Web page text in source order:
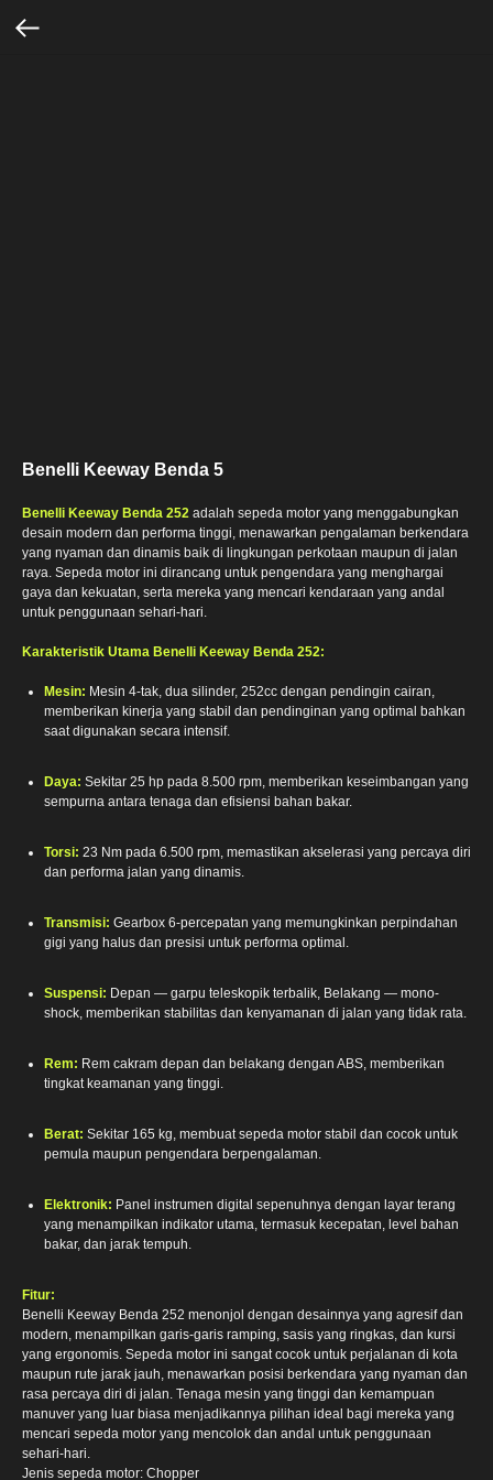
Benelli Keeway Benda 5
Benelli Keeway Benda 252 adalah sepeda motor yang menggabungkan
desain modern dan performa tinggi, menawarkan pengalaman berkendara
yang nyaman dan dinamis baik di lingkungan perkotaan maupun di jalan
raya. Sepeda motor ini dirancang untuk pengendara yang menghargai
gaya dan kekuatan, serta mereka yang mencari kendaraan yang andal
untuk penggunaan sehari-hari.
Karakteristik Utama Benelli Keeway Benda 252:
Mesin: Mesin 4-tak, dua silinder, 252cc dengan pendingin cairan,
memberikan kinerja yang stabil dan pendinginan yang optimal bahkan
saat digunakan secara intensif.
Daya: Sekitar 25 hp pada 8.500 rpm, memberikan keseimbangan yang
sempurna antara tenaga dan efisiensi bahan bakar.
Torsi: 23 Nm pada 6.500 rpm, memastikan akselerasi yang percaya diri
dan performa jalan yang dinamis.
Transmisi: Gearbox 6-percepatan yang memungkinkan perpindahan
gigi yang halus dan presisi untuk performa optimal.
Suspensi: Depan — garpu teleskopik terbalik, Belakang — mono-
shock, memberikan stabilitas dan kenyamanan di jalan yang tidak rata.
Rem: Rem cakram depan dan belakang dengan ABS, memberikan
tingkat keamanan yang tinggi.
Berat: Sekitar 165 kg, membuat sepeda motor stabil dan cocok untuk
pemula maupun pengendara berpengalaman.
Elektronik: Panel instrumen digital sepenuhnya dengan layar terang
yang menampilkan indikator utama, termasuk kecepatan, level bahan
bakar, dan jarak tempuh.
Fitur:
Benelli Keeway Benda 252 menonjol dengan desainnya yang agresif dan
modern, menampilkan garis-garis ramping, sasis yang ringkas, dan kursi
yang ergonomis. Sepeda motor ini sangat cocok untuk perjalanan di kota
maupun rute jarak jauh, menawarkan posisi berkendara yang nyaman dan
rasa percaya diri di jalan. Tenaga mesin yang tinggi dan kemampuan
manuver yang luar biasa menjadikannya pilihan ideal bagi mereka yang
mencari sepeda motor yang mencolok dan andal untuk penggunaan
sehari-hari.
Jenis sepeda motor: Chopper